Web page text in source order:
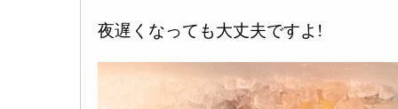
夜遅くなっても大丈夫ですよ!